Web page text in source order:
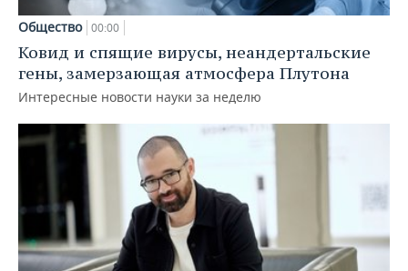
Общество 00:00
Ковид и спящие вирусы, неандертальские
гены, замерзающая атмосфера Плутона
Интересные новости науки за неделю